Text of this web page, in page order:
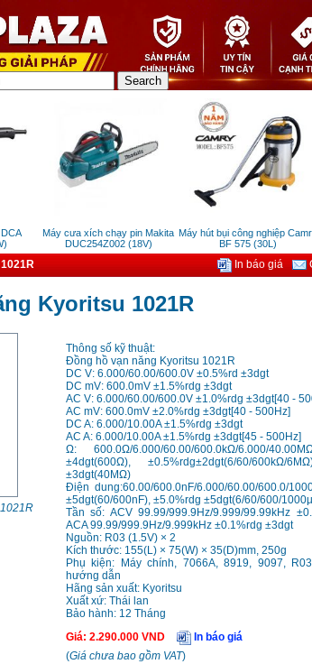
Máy cưa xích chạy pin Makita
DUC254Z002 (18V)
Máy hút bụi công nghiệp Camry
BF 575 (30L)
In báo giá
Kyoritsu 1021R
Thông số kỹ thuật:
Đồng hồ vạn năng Kyoritsu 1021R
DC V: 6.000/60.00/600.0V ±0.5%rd ±3dgt
DC mV: 600.0mV ±1.5%rdg ±3dgt
AC V: 6.000/60.00/600.0V ±1.0%rdg ±3dgt[40 -
AC mV: 600.0mV ±2.0%rdg ±3dgt[40 - 500Hz]
DC A: 6.000/10.00A ±1.5%rdg ±3dgt
AC A: 6.000/10.00A ±1.5%rdg ±3dgt[45 - 500Hz]
Ω: 600.0Ω/6.000/60.00/600.0kΩ/6.000/
±4dgt(600Ω), ±0.5%rdg±2dgt(6/60/600kΩ/
±3dgt(40MΩ)
Điện dung:60.00/600.0nF/6.000/60.00/600.0/
±5dgt(60/600nF), ±5.0%rdg ±5dgt(6/60/600/
Tần số: ACV 99.99/999.9Hz/9.999/99.99kHz
ACA 99.99/999.9Hz/9.999kHz ±0.1%rdg ±3dgt
Nguồn: R03 (1.5V) × 2
Kích thước: 155(L) × 75(W) × 35(D)mm, 250g
Phụ kiện: Máy chính, 7066A, 8919, 9097,
hướng dẫn
Hãng sản xuất: Kyoritsu
Xuất xứ: Thái lan
Bảo hành: 12 Tháng
Giá: 2.290.000VND
In báo giá
(Giá chưa bao gồm VAT)